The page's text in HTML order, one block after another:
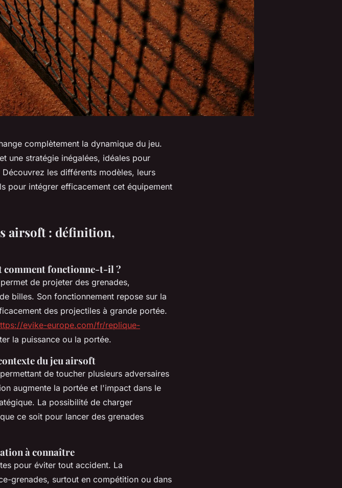
complètement la dynamique du jeu.
une stratégie inégalées, idéales pour
les différents modèles, leurs
pour intégrer efficacement cet équipement
airsoft : définition,
comment fonctionne-t-il ?
de projeter des grenades,
billes. Son fonctionnement repose sur la
des projectiles à grande portée.
evike-europe.com/fr/replique-
la puissance ou la portée.
du jeu airsoft
de toucher plusieurs adversaires
augmente la portée et l'impact dans le
La possibilité de charger
ce soit pour lancer des grenades
à connaître
pour éviter tout accident. La
grenades, surtout en compétition ou dans